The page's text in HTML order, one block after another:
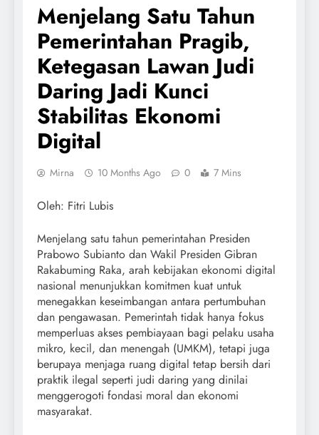
Menjelang Satu Tahun
Pemerintahan Pragib,
Ketegasan Lawan Judi
Daring Jadi Kunci
Stabilitas Ekonomi
Digital
Mirna 10 Months Ago 0 7 Mins
Oleh: Fitri Lubis
Menjelang satu tahun pemerintahan Presiden
Prabowo Subianto dan Wakil Presiden Gibran
Rakabuming Raka, arah kebijakan ekonomi digital
nasional menunjukkan komitmen kuat untuk
menegakkan keseimbangan antara pertumbuhan
dan pengawasan. Pemerintah tidak hanya fokus
memperluas akses pembiayaan bagi pelaku usaha
mikro, kecil, dan menengah (UMKM), tetapi juga
berupaya menjaga ruang digital tetap bersih dari
praktik ilegal seperti judi daring yang dinilai
menggerogoti fondasi moral dan ekonomi
masyarakat.